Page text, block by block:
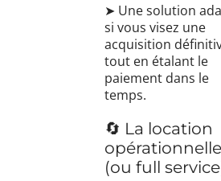
➤ Une solution
si vous visez une
acquisition
tout en étalant le
paiement dans le
temps.
🔄 La location
opérationnelle
(ou full